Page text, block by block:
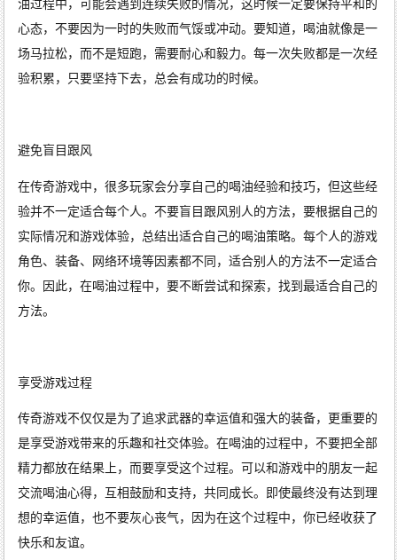
油过程中，可能会遇到连续失败的情况，这时候一定要保持平和的
心态，不要因为一时的失败而气馁或冲动。要知道，喝油就像是一
场马拉松，而不是短跑，需要耐心和毅力。每一次失败都是一次经
验积累，只要坚持下去，总会有成功的时候。
避免盲目跟风
在传奇游戏中，很多玩家会分享自己的喝油经验和技巧，但这些经
验并不一定适合每个人。不要盲目跟风别人的方法，要根据自己的
实际情况和游戏体验，总结出适合自己的喝油策略。每个人的游戏
角色、装备、网络环境等因素都不同，适合别人的方法不一定适合
你。因此，在喝油过程中，要不断尝试和探索，找到最适合自己的
方法。
享受游戏过程
传奇游戏不仅仅是为了追求武器的幸运值和强大的装备，更重要的
是享受游戏带来的乐趣和社交体验。在喝油的过程中，不要把全部
精力都放在结果上，而要享受这个过程。可以和游戏中的朋友一起
交流喝油心得，互相鼓励和支持，共同成长。即使最终没有达到理
想的幸运值，也不要灰心丧气，因为在这个过程中，你已经收获了
快乐和友谊。